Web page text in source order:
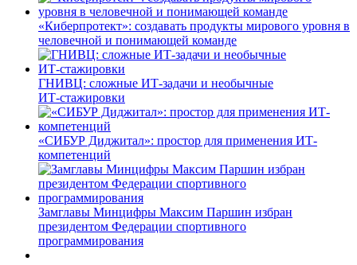
«Киберпротект»: создавать продукты мирового уровня в
человечной и понимающей команде
ГНИВЦ: сложные ИТ‑задачи и необычные
ИТ‑стажировки
«СИБУР Диджитал»: простор для применения ИТ-
компетенций
Замглавы Минцифры Максим Паршин избран
президентом Федерации спортивного
программирования